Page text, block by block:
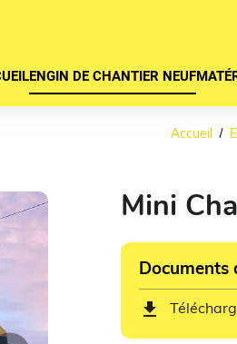
ENGIN DE CHANTIER NEUF
Accueil
Mini
Documents
get_app